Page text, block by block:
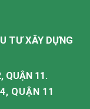
TƯ XÂY DỰNG
QUẬN 11.
QUẬN 11